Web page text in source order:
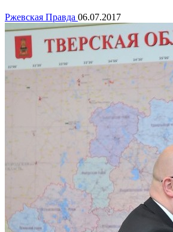
Ржевская Правда 06.07.2017